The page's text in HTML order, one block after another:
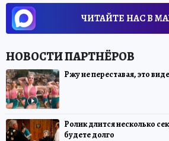
ЧИТАЙТЕ НАС В
Ржу не переставая, это
Ролик длится несколько
будете долго